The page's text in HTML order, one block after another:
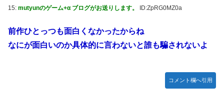
15: mutyunのゲーム+α ブログがお送りします。 ID:ZpRG0MZ0a
前作ひとっつも面白くなかったからね
なにが面白いのか具体的に言わないと誰も騙されないよ
コメント欄へ引用